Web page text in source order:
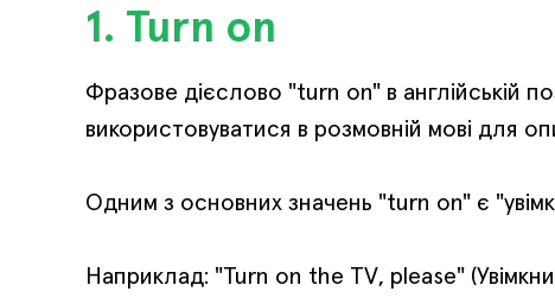
1. Turn on
Фразове дієслово "turn on" в англійській
використовуватися в розмовній мові для
Одним з основних значень "turn on" є
Наприклад: "Turn on the TV, please"